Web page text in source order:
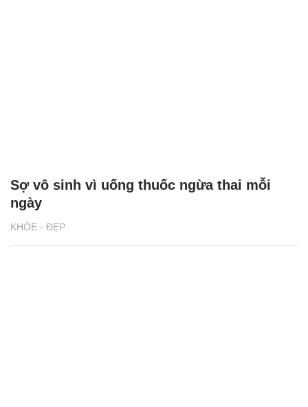
KHỎE - ĐẸP
Sợ vô sinh vì uống thuốc ngừa thai mỗi
ngày